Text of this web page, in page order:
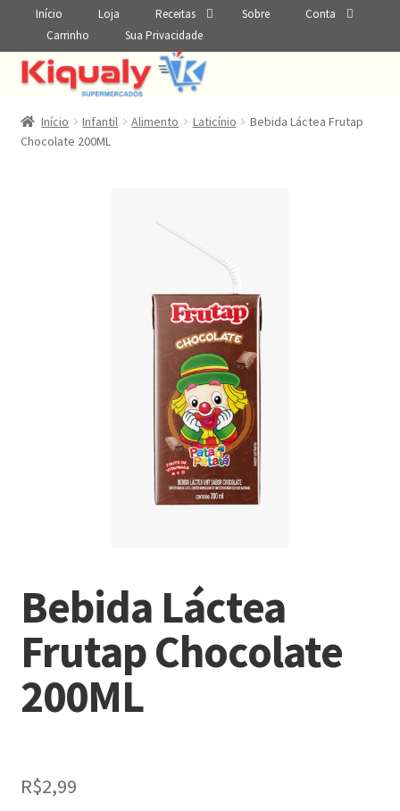
Início Loja Receitas Sobre
Conta
Carrinho
Sua Privacidade
Início Infantil Alimento Laticínio
Bebida Láctea Frutap
Chocolate 200ML
Bebida Láctea
Frutap Chocolate
200ML
R$2,99